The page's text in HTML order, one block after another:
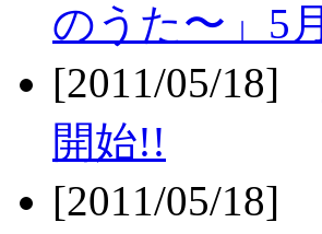
のうた〜」5
[2011/05/18]
開始!!
[2011/05/18]